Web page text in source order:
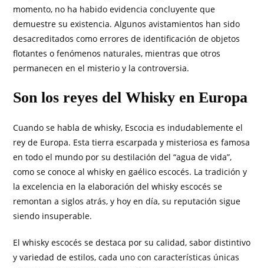
momento, no ha habido evidencia concluyente que
demuestre su existencia. Algunos avistamientos han sido
desacreditados como errores de identificación de objetos
flotantes o fenómenos naturales, mientras que otros
permanecen en el misterio y la controversia.
Son los reyes del Whisky en Europa
Cuando se habla de whisky, Escocia es indudablemente el
rey de Europa. Esta tierra escarpada y misteriosa es famosa
en todo el mundo por su destilación del “agua de vida”,
como se conoce al whisky en gaélico escocés. La tradición y
la excelencia en la elaboración del whisky escocés se
remontan a siglos atrás, y hoy en día, su reputación sigue
siendo insuperable.
El whisky escocés se destaca por su calidad, sabor distintivo
y variedad de estilos, cada uno con características únicas